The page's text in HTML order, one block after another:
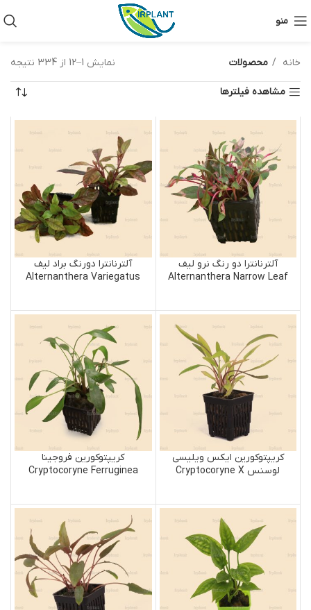
منو
خانه محصولات نمایش 1–12 از 334 نتیجه
مشاهده فیلترها
آلترنانترا دو رنگ نرو لیف
Alternanthera Narrow Leaf
آلترنانترا دو‌رنگ براد لیف
Alternanthera Variegatus
کریپتوکورین ایکس ویلیسی
لوسنس Cryptocoryne X
کریپتوکورین فروجینا
Cryptocoryne Ferruginea